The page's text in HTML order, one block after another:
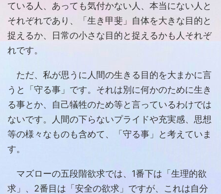
ている人、あっても気付かない人、本当にない人と
それぞれであり、「生き甲斐」自体を大きな目的と
捉えるか、日常の小さな目的と捉えるかも人それぞ
れです。
ただ、私が思うに人間の生きる目的を大まかに言
うと「守る事」です。それは別に何かのために生き
る事とか、自己犠牲のため等と言っているわけでは
ないです。人間の下らないプライドや充実感、思想
等の様々なものも含めて、「守る事」と考えていま
す。
マズローの五段階欲求では、1番下は「生理的欲
求」、2番目は「安全の欲求」ですが、これは自分